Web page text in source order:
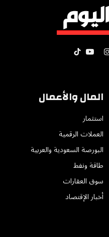
الانستغراميوتيوبتيكتوك
المال والأعمال
استثمار
العملات الرقمية
البورصة السعودية والعربية
طاقة ونفط
سوق العقارات
أخبار الإقتصاد